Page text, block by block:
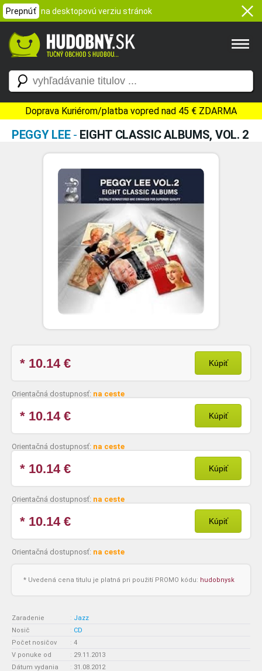
Prepnúť na desktopovú verziu stránok
Doprava Kuriérom/platba vopred nad 45 € ZDARMA
PEGGY LEE- EIGHT CLASSIC ALBUMS, VOL. 2
* 10.14€ Kúpiť
Orientačná dostupnosť: na ceste
* 10.14€ Kúpiť
Orientačná dostupnosť: na ceste
* 10.14€ Kúpiť
Orientačná dostupnosť: na ceste
* 10.14€ Kúpiť
Orientačná dostupnosť: na ceste
* Uvedená cena titulu je platná pri použití PROMO kódu: hudobnysk
Zaradenie : Jazz
Nosič
: CD
Počet nosičov
: 4
V ponuke od
: 29.11.2013
Dátum vydania
: 31.08.2012